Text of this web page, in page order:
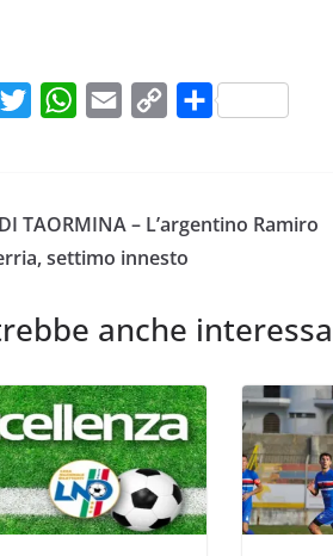
r
W
p
k
C
d
TAORMINA – L’argentino Ramiro
settimo innesto
anche